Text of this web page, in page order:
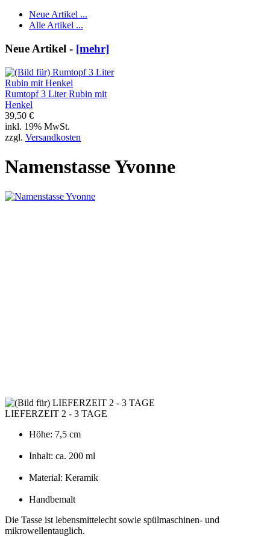
Neue Artikel ...
Alle Artikel ...
Neue Artikel - [mehr]
Rumtopf 3 Liter Rubin mit
Henkel
39,50 €
inkl. 19% MwSt.
zzgl. Versandkosten
Namenstasse Yvonne
LIEFERZEIT 2 - 3 TAGE
Höhe: 7,5 cm
Inhalt: ca. 200 ml
Material: Keramik
Handbemalt
Die Tasse ist lebensmittelecht sowie spülmaschinen- und
mikrowellentauglich.